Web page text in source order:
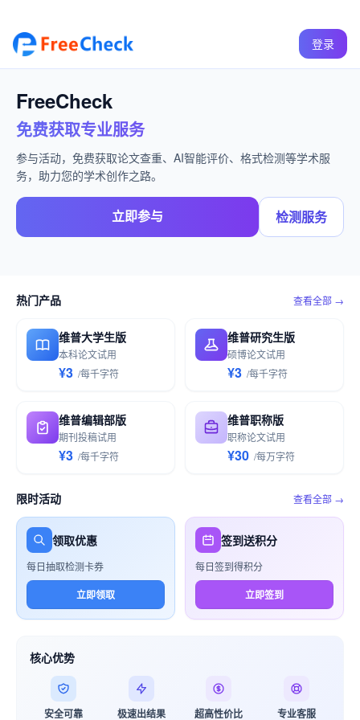
登录
FreeCheck
免费获取专业服务
参与活动，免费获取论文查重、AI智能评价、格式检测等学术服
务，助力您的学术创作之路。
立即参与 检测服务
热门产品 查看全部 →
维普大学生版
本科论文试用
¥3 /每千字符
维普研究生版
硕博论文试用
¥3 /每千字符
维普编辑部版
期刊投稿试用
¥3 /每千字符
维普职称版
职称论文试用
¥30 /每万字符
限时活动 查看全部 →
领取优惠
每日抽取检测卡券
立即领取
签到送积分
每日签到得积分
立即签到
核心优势
安全可靠 极速出结果 超高性价比 专业客服